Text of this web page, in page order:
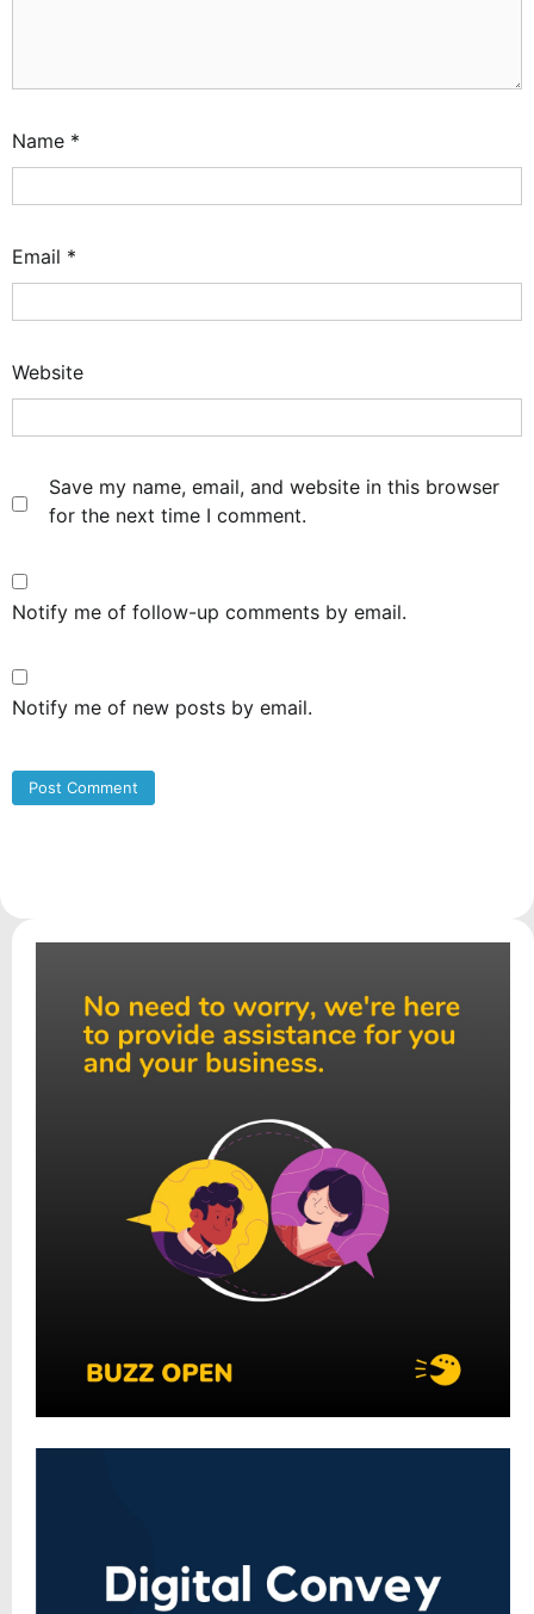
Name *
Email *
Website
Save my name, email, and website in this browser
for the next time I comment.
Notify me of follow-up comments by email.
Notify me of new posts by email.